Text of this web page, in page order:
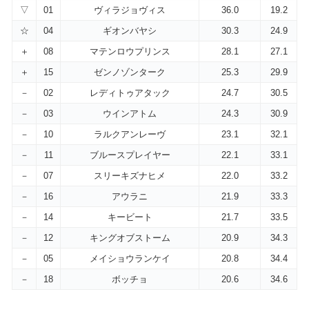
▽
01 ヴィラジョヴィス 36.0
19.2
☆
04 ギオンバヤシ 30.3
24.9
＋
08 マテンロウプリンス 28.1
27.1
＋
15 ゼンノゾンターク 25.3
29.9
－
02 レディトゥアタック 24.7
30.5
－
03 ウインアトム 24.3
30.9
－
10 ラルクアンレーヴ 23.1
32.1
－
11 ブルースプレイヤー 22.1
33.1
－
07 スリーキズナヒメ 22.0
33.2
－
16 アウラニ 21.9
33.3
－
14 キービート 21.7
33.5
－
12 キングオブストーム 20.9
34.3
－
05 メイショウランケイ 20.8
34.4
－
18 ボッチョ 20.6 34.6